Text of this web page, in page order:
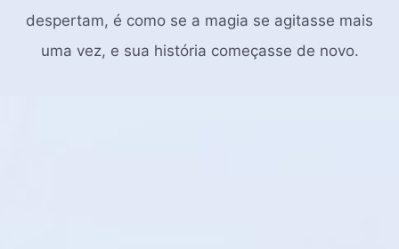
despertam, é como se a magia se agitasse mais
uma vez, e sua história começasse de novo.